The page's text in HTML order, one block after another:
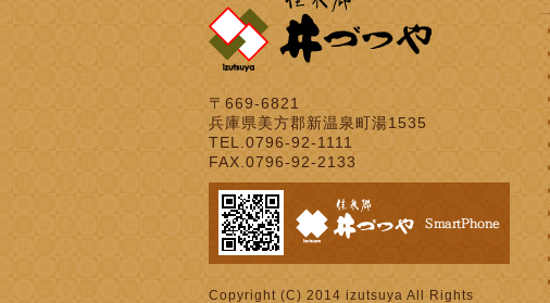
〒669-6821
兵庫県美方郡新温泉町湯1535
TEL.0796-92-1111
FAX.0796-92-2133
Copyright (C) 2014 izutsuya All Rights